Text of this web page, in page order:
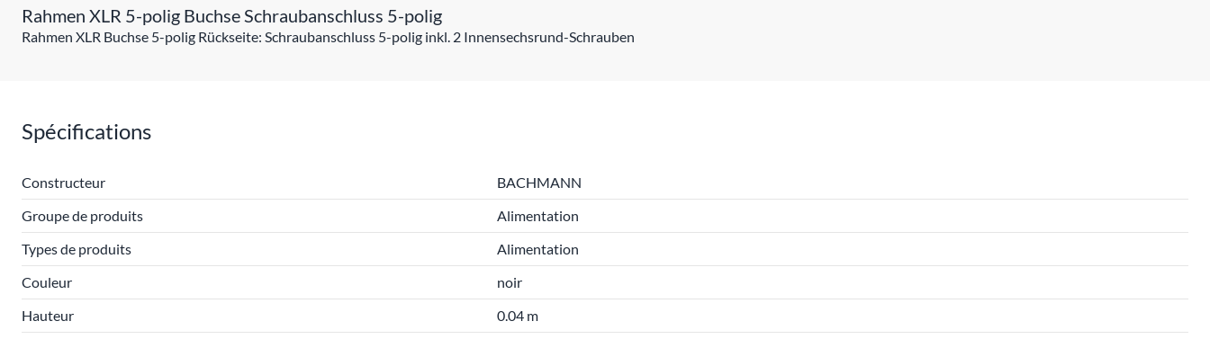
Rahmen XLR 5-polig Buchse Schraubanschluss 5-polig
Rahmen XLR Buchse 5-polig Rückseite: Schraubanschluss 5-polig inkl. 2 Innensechsrund-Schrauben
Spécifications
Constructeur
BACHMANN
Groupe de produits
Alimentation
Types de produits
Alimentation
Couleur
noir
Hauteur
0.04 m